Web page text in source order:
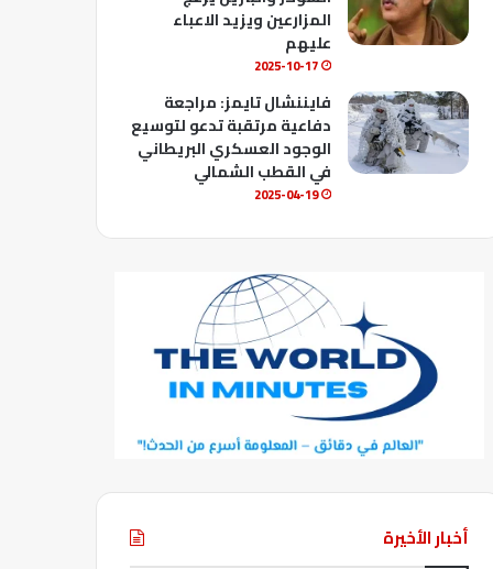
المزارعين ويزيد الاعباء
عليهم
2025-10-17
فايننشال تايمز: مراجعة
دفاعية مرتقبة تدعو لتوسيع
الوجود العسكري البريطاني
في القطب الشمالي
2025-04-19
أخبار الأخيرة